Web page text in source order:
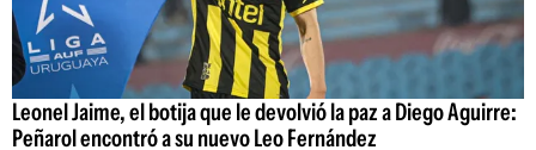
Leonel Jaime, el botija que le devolvió la paz a Diego Aguirre:
Peñarol encontró a su nuevo Leo Fernández